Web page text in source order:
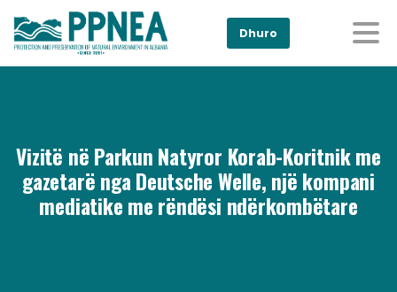
Dhuro
Vizitë në Parkun Natyror Korab-Koritnik me
gazetarë nga Deutsche Welle, një kompani
mediatike me rëndësi ndërkombëtare